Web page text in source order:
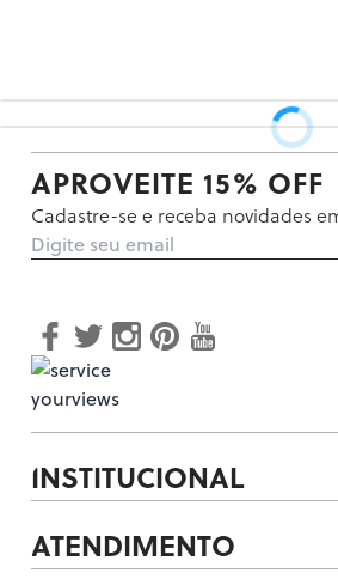
APROVEITE 15% OFF
Cadastre-se e receba novidades
INSTITUCIONAL
ATENDIMENTO